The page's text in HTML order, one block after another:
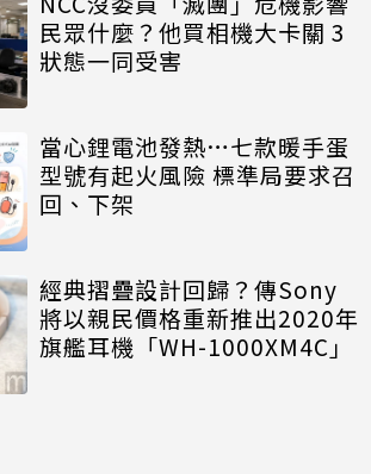
民眾什麼？他買相機大卡關 3
狀態一同受害
當心鋰電池發熱…七款暖手蛋
型號有起火風險 標準局要求召
回、下架
經典摺疊設計回歸？傳Sony
將以親民價格重新推出2020年
旗艦耳機「WH-1000XM4C」